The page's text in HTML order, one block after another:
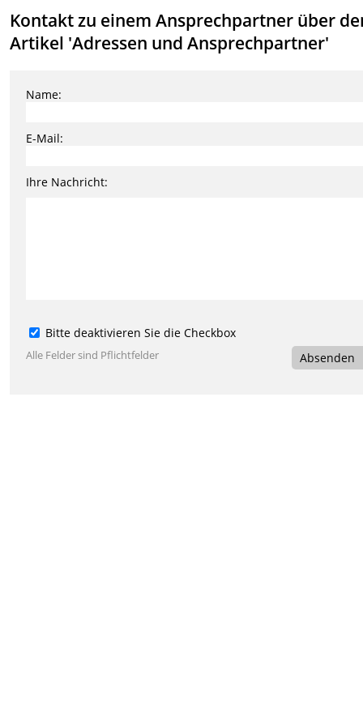
Kontakt zu einem Ansprechpartner über
Artikel 'Adressen und Ansprechpartner'
Name:
E-Mail:
Ihre Nachricht:
Bitte deaktivieren Sie die Checkbox
Alle Felder sind Pflichtfelder Absenden